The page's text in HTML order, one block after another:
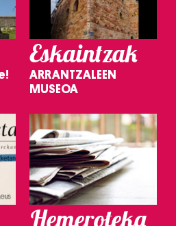
Eskaintzak
ARRANTZALEEN
MUSEOA
Hemeroteka